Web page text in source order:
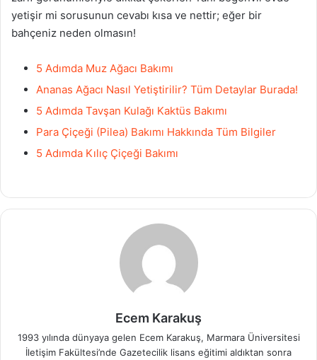
yetişir mi sorusunun cevabı kısa ve nettir; eğer bir
bahçeniz neden olmasın!
5 Adımda Muz Ağacı Bakımı
Ananas Ağacı Nasıl Yetiştirilir? Tüm Detaylar Burada!
5 Adımda Tavşan Kulağı Kaktüs Bakımı
Para Çiçeği (Pilea) Bakımı Hakkında Tüm Bilgiler
5 Adımda Kılıç Çiçeği Bakımı
Ecem Karakuş
1993 yılında dünyaya gelen Ecem Karakuş, Marmara Üniversitesi
İletişim Fakültesi’nde Gazetecilik lisans eğitimi aldıktan sonra